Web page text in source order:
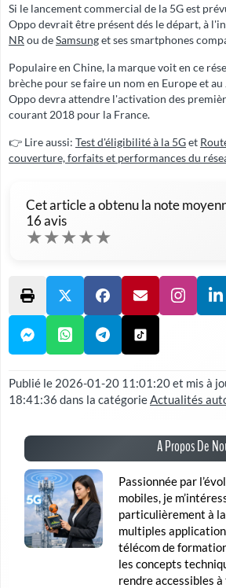
Si le lancement commercial de la 5G est
Oppo devrait être présent dés le départ, à
NR ou deSamsunget ses smartphones
Populaire en Chine, la marque voit en ce
brèche pour se faire un nom en Europe et
Oppo devra attendre l'activation des
courant 2018 pour la France.
👉 Lire aussi: Test d'éligibilité à la 5Get
couverture, forfaits et performances du
Cet article a obtenu la note
16avis
★★★★★
Publié le 2026-01-20 11:01:20et mis à
18:41:36 dans la catégorieActualités
A Propos De
Passionnée par
mobiles, je
particulièrement à
multiples
télécom de
les concepts
rendre accessibles